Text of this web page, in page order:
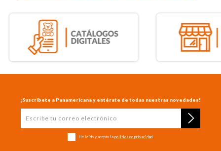
¡Suscríbete a Panamericana y entérate de todas nuestras novedades!
He leído y acepto la política de privacidad